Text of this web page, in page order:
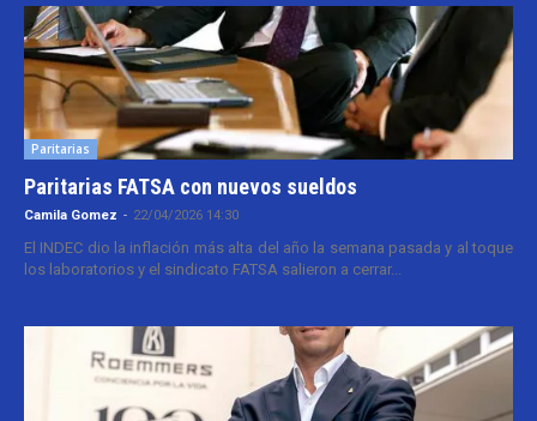
Paritarias
Paritarias FATSA con nuevos sueldos
Camila Gomez - 22/04/2026 14:30
El INDEC dio la inflación más alta del año la semana pasada y al toque
los laboratorios y el sindicato FATSA salieron a cerrar...